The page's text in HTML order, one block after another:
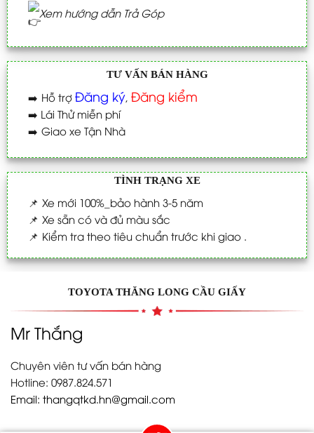
Xem hướng dẫn Trả Góp
TƯ VẤN BÁN HÀNG
➡️ Hỗ trợ Đăng ký, Đăng kiểm
➡️ Lái Thử miễn phí
➡️ Giao xe Tận Nhà
TÌNH TRẠNG XE
📌 Xe mới 100%_bảo hành 3-5 năm
📌 Xe sẵn có và đủ màu sắc
📌 Kiểm tra theo tiêu chuẩn trước khi giao .
TOYOTA THĂNG LONG CẦU GIẤY
Mr Thắng
Chuyên viên tư vấn bán hàng
Hotline: 0987.824.571
Email: thangqtkd.hn@gmail.com